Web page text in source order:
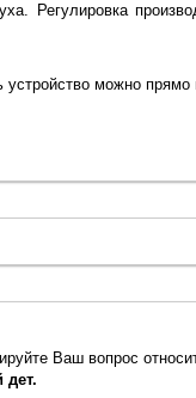
Регулировка
можно прямо
Ваш вопрос
дет.